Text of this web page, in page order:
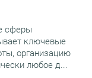
сферы
ключевые
организацию
любое д...